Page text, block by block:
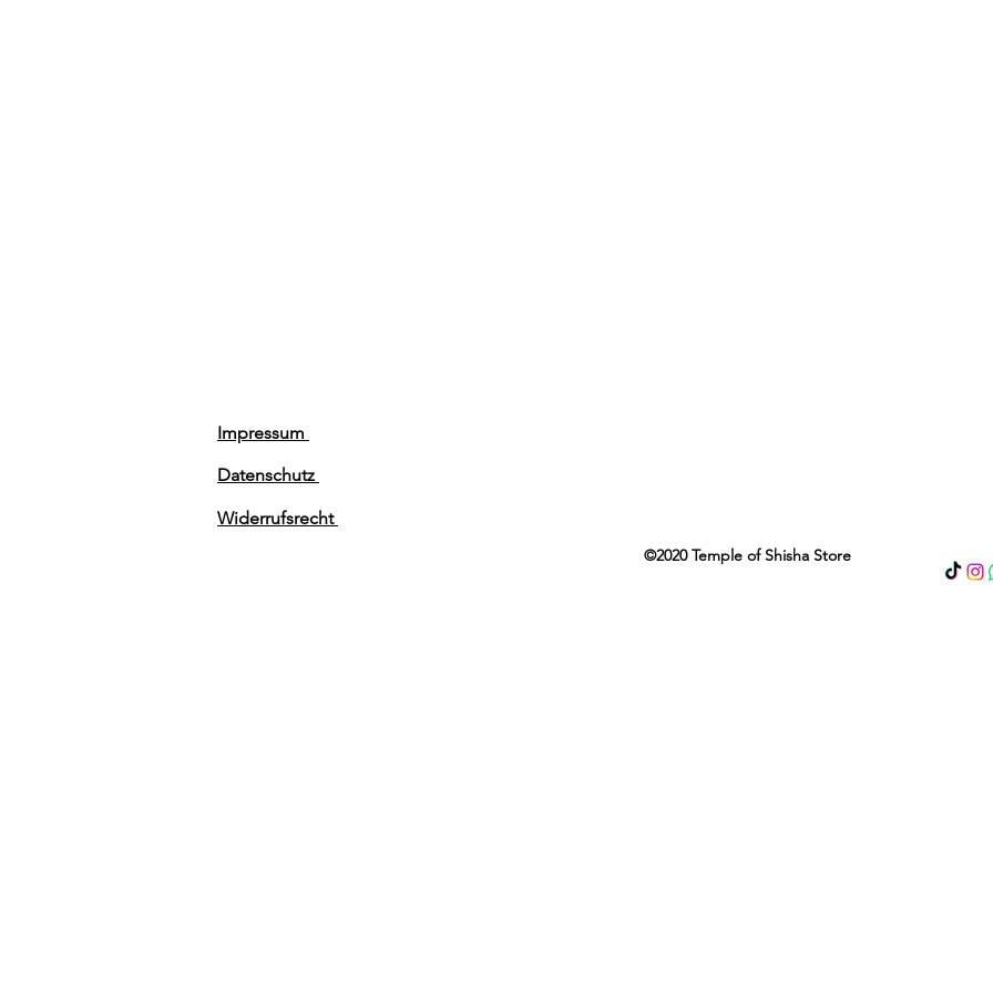
Impressum
Datenschutz
Widerrufsrecht
©2020 Temple of Shisha Store